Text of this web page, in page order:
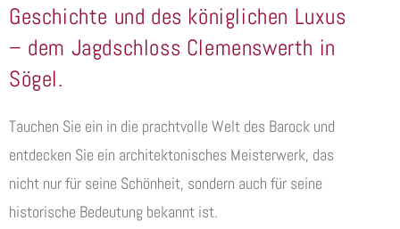
Geschichte und des königlichen Luxus
– dem Jagdschloss Clemenswerth in
Sögel.
Tauchen Sie ein in die prachtvolle Welt des Barock und
entdecken Sie ein architektonisches Meisterwerk, das
nicht nur für seine Schönheit, sondern auch für seine
historische Bedeutung bekannt ist.